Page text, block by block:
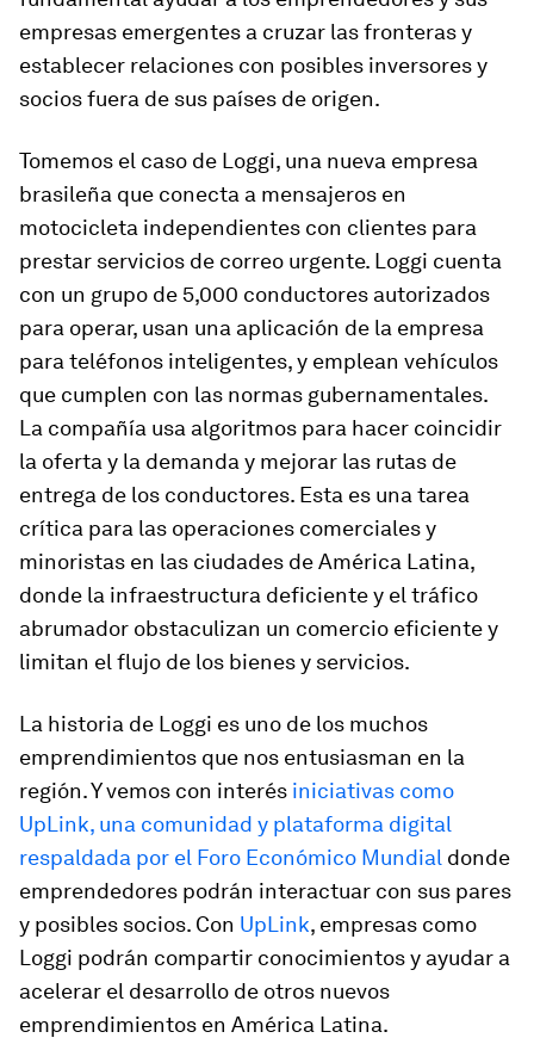
empresas emergentes a cruzar las fronteras y
establecer relaciones con posibles inversores y
socios fuera de sus países de origen.
Tomemos el caso de Loggi, una nueva empresa
brasileña que conecta a mensajeros en
motocicleta independientes con clientes para
prestar servicios de correo urgente. Loggi cuenta
con un grupo de 5,000 conductores autorizados
para operar, usan una aplicación de la empresa
para teléfonos inteligentes, y emplean vehículos
que cumplen con las normas gubernamentales.
La compañía usa algoritmos para hacer coincidir
la oferta y la demanda y mejorar las rutas de
entrega de los conductores. Esta es una tarea
crítica para las operaciones comerciales y
minoristas en las ciudades de América Latina,
donde la infraestructura deficiente y el tráfico
abrumador obstaculizan un comercio eficiente y
limitan el flujo de los bienes y servicios.
La historia de Loggi es uno de los muchos
emprendimientos que nos entusiasman en la
región. Y vemos con interés iniciativas como
UpLink, una comunidad y plataforma digital
respaldada por el Foro Económico Mundial donde
emprendedores podrán interactuar con sus pares
y posibles socios. Con UpLink, empresas como
Loggi podrán compartir conocimientos y ayudar a
acelerar el desarrollo de otros nuevos
emprendimientos en América Latina.